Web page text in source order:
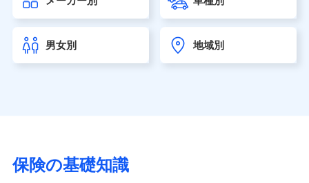
seimei.co.jp）
チューリッヒ生命保険株式会社
東京海上日動あんしん生命保険株式会社
（https://www.tmn-anshin.co.jp/）
マニュライフ生命保険株式会社
（https://www.manulife.co.jp/）
男女別 地域別
保険の基礎知識